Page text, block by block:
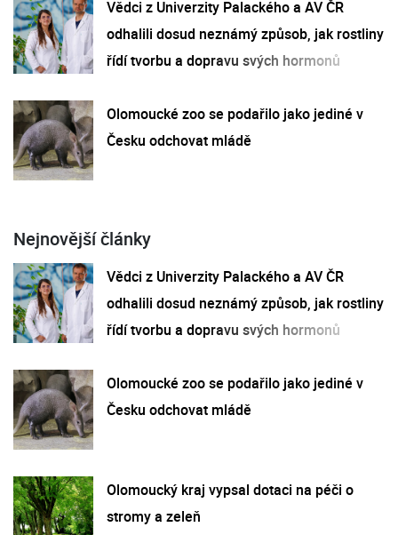
Vědci z Univerzity Palackého a AV ČR
odhalili dosud neznámý způsob, jak rostliny
řídí tvorbu a dopravu svých hormonů
Olomoucké zoo se podařilo jako jediné v
Česku odchovat mládě
Nejnovější články
Vědci z Univerzity Palackého a AV ČR
odhalili dosud neznámý způsob, jak rostliny
řídí tvorbu a dopravu svých hormonů
Olomoucké zoo se podařilo jako jediné v
Česku odchovat mládě
Olomoucký kraj vypsal dotaci na péči o
stromy a zeleň